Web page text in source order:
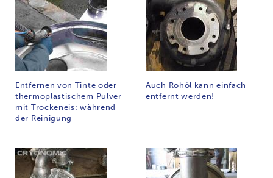
Entfernen von Tinte oder
thermoplastischem Pulver
mit Trockeneis: während
der Reinigung
Auch Rohöl kann einfach
entfernt werden!